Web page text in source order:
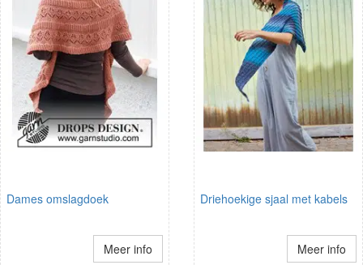
Dames omslagdoek
Meer info
Driehoekige sjaal met kabels
Meer info